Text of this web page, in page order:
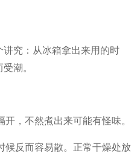
究：从冰箱拿出来用的时
潮。
，不然煮出来可能有怪味。
候反而容易散。正常干燥处放